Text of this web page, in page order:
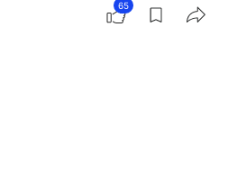
65